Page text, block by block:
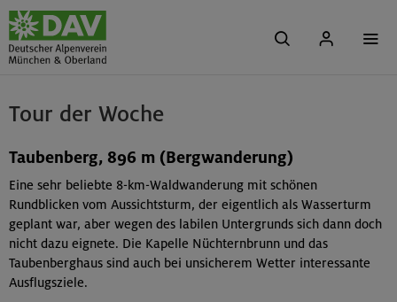
Tour der Woche
Taubenberg, 896 m (Bergwanderung)
Eine sehr beliebte 8-km-Waldwanderung mit schönen
Rundblicken vom Aussichtsturm, der eigentlich als Wasserturm
geplant war, aber wegen des labilen Untergrunds sich dann doch
nicht dazu eignete. Die Kapelle Nüchternbrunn und das
Taubenberghaus sind auch bei unsicherem Wetter interessante
Ausflugsziele.